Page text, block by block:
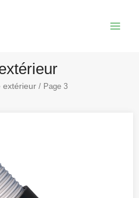
extérieur/ Page 3